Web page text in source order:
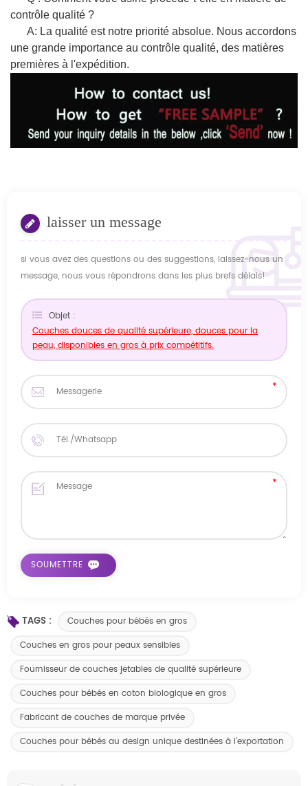
contrôle qualité ?
A: La qualité est notre priorité absolue. Nous accordons
une grande importance au contrôle qualité, des matières
premières à l'expédition.
laisser un message
si vous avez des questions ou des suggestions, laissez-nous un
message, nous vous répondrons dans les plus brefs délais!
Objet :
Couches douces de qualité supérieure, douces pour la
peau, disponibles en gros à prix compétitifs.
TAGS :
Couches pour bébés en gros
Couches en gros pour peaux sensibles
Fournisseur de couches jetables de qualité supérieure
Couches pour bébés en coton biologique en gros
Fabricant de couches de marque privée
Couches pour bébés au design unique destinées à l'exportation